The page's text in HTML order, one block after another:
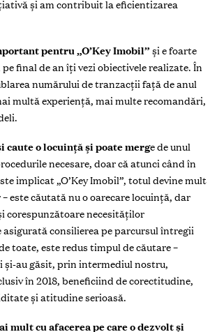
și am contribuit la eficientizarea
pentru „O’Key Imobil” și e foarte
final de an îți vezi obiectivele realizate. În
numărului de tranzacții față de anul
multă experiență, mai multe recomandări,
caute o locuință și poate merge de unul
necesare, doar că atunci când în
implicat „O’Key Imobil”, totul devine mult
este căutată nu o oarecare locuință, dar
corespunzătoare necesităților
asigurată consilierea pe parcursul întregii
toate, este redus timpul de căutare –
și-au găsit, prin intermediul nostru,
în 2018, beneficiind de corectitudine,
și atitudine serioasă.
mult cu afacerea pe care o dezvolt și